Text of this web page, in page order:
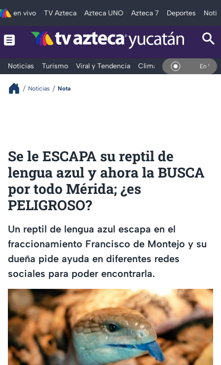
en vivo TV Azteca Azteca UNO Azteca 7 Deportes
Noticias Turismo Viral y Tendencia Clima Deportes En Vivo
Noticias Nota
Se le ESCAPA su reptil de
lengua azul y ahora la BUSCA
por todo Mérida; ¿es
PELIGROSO?
Un reptil de lengua azul escapa en el
fraccionamiento Francisco de Montejo y su
dueña pide ayuda en diferentes redes
sociales para poder encontrarla.